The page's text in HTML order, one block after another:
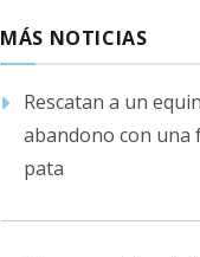
MÁS NOTICIAS
Rescatan a un
abandono con una
pata